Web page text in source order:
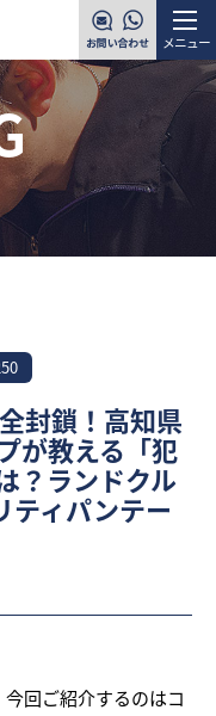
メニュー
封鎖！高知県
が教える「犯
？ランドクル
ティパンテー
回ご紹介するのはコ